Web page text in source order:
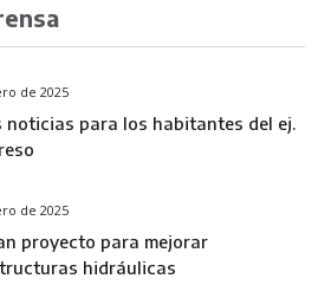
de 2025
noticias para los habitantes del ej.
de 2025
proyecto para mejorar
hidráulicas